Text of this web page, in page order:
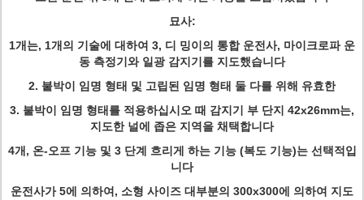
묘사:
1개는, 1개의 기술에 대하여 3, 디 밍이의 통합 운전사, 마이크로파 운
동 측정기와 일광 감지기를 지도했습니다
2. 붙박이 임명 형태 및 고립된 임명 형태 둘 다를 위해 유효한
3. 붙박이 임명 형태를 적용하십시오 때 감지기 부 단지 42x26mm는,
지도한 널에 좁은 지역을 채택합니다
4개, 온-오프 기능 및 3 단계 흐리게 하는 기능 (복도 기능)는 선택적입
니다
운전사가 5에 의하여, 소형 사이즈 대부분의 300x300에 의하여 지도